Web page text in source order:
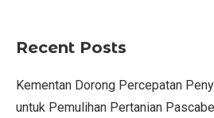
Recent Posts
Kementan Dorong Percepatan
untuk Pemulihan Pertanian